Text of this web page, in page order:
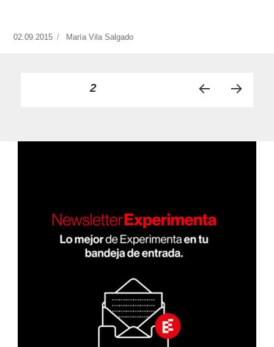
Publicado
02.09.2015 https://www.experimenta.es/author/mariavila/
María Vila Salgado
Paginación
entradas
PÁGINA2